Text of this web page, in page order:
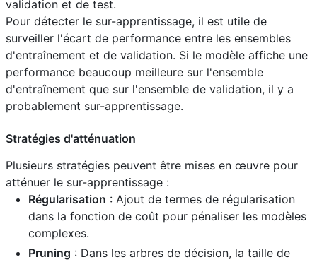
validation et de test.
Pour détecter le sur-apprentissage, il est utile de
surveiller l'écart de performance entre les ensembles
d'entraînement et de validation. Si le modèle affiche une
performance beaucoup meilleure sur l'ensemble
d'entraînement que sur l'ensemble de validation, il y a
probablement sur-apprentissage.
Stratégies d'atténuation
Plusieurs stratégies peuvent être mises en œuvre pour
atténuer le sur-apprentissage :
Régularisation : Ajout de termes de régularisation
dans la fonction de coût pour pénaliser les modèles
complexes.
Pruning : Dans les arbres de décision, la taille de